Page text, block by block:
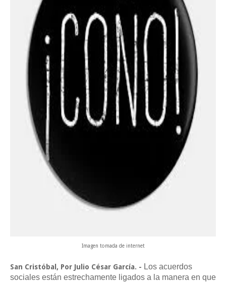
Imagen tomada de internet
San Cristóbal, Por Julio César García. - Los acuerdos
sociales están estrechamente ligados a la manera en que